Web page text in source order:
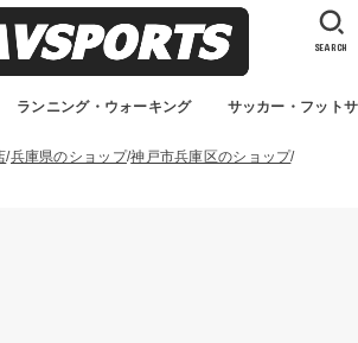
ランニング・ウォーキング サッカー・フット
SEARCH
兵庫県のショップ 神戸市兵庫区のショップ